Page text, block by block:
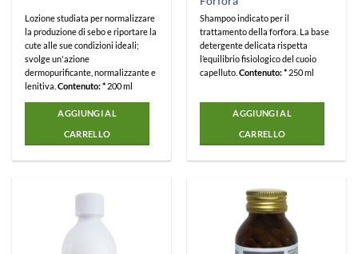
Lozione studiata per normalizzare
la produzione di sebo e riportare la
cute alle sue condizioni ideali;
svolge un'azione
dermopurificante, normalizzante e
lenitiva. Contenuto: * 200 ml
AGGIUNGI AL
CARRELLO
Shampoo indicato per il
trattamento della forfora. La base
detergente delicata rispetta
l’equilibrio fisiologico del cuoio
capelluto. Contenuto: * 250 ml
AGGIUNGI AL
CARRELLO